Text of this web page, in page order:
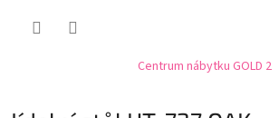
Centrum nábytku GOLD 2